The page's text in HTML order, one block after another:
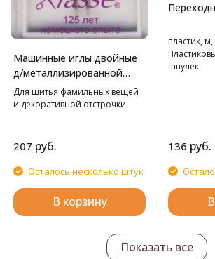
Машинные иглы двойные
д/металлизированной
нити
Для шитья фамильных вещей
и декоративной отстрочки.
207 руб.
Осталось несколько штук
В корзину
пластик, м,
шпулек.
136 руб.
Показать все